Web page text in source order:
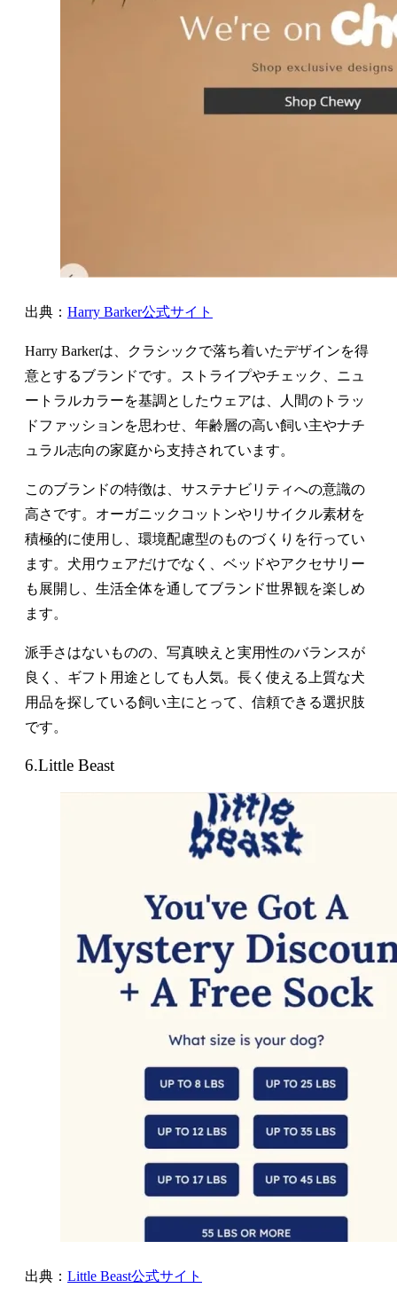
出典： Harry Barker公式サイト
Harry Barkerは、クラシックで落ち着いたデザインを得
意とするブランドです。ストライプやチェック、ニュ
ートラルカラーを基調としたウェアは、人間のトラッ
ドファッションを思わせ、年齢層の高い飼い主やナチ
ュラル志向の家庭から支持されています。
このブランドの特徴は、サステナビリティへの意識の
高さです。オーガニックコットンやリサイクル素材を
積極的に使用し、環境配慮型のものづくりを行ってい
ます。犬用ウェアだけでなく、ベッドやアクセサリー
も展開し、生活全体を通してブランド世界観を楽しめ
ます。
派手さはないものの、写真映えと実用性のバランスが
良く、ギフト用途としても人気。長く使える上質な犬
用品を探している飼い主にとって、信頼できる選択肢
です。
6.Little Beast
出典： Little Beast公式サイト